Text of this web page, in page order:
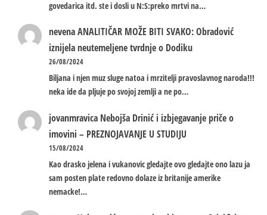
govedarica itd. ste i dosli u N:S:preko mrtvi na…
nevenaANALITIČAR MOŽE BITI SVAKO: Obradović
iznijela neutemeljene tvrdnje o Dodiku
26/08/2024
Biljana i njen muz sluge natoa i mrzitelji pravoslavnog naroda!!!
neka ide da pljuje po svojoj zemlji a ne po…
jovanmravica Nebojša Drinić i izbjegavanje priče o
imovini – PREZNOJAVANJE U STUDIJU
15/08/2024
Kao drasko jelena i vukanovic gledajte ovo gledajte ono lazu ja
sam posten plate redovno dolaze iz britanije amerike
nemacke!…